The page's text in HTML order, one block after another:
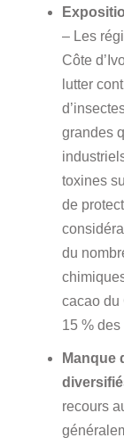
– Les
Côte
lutter
grandes
toxines
de
du
cacao du
15 %
Manque
recours